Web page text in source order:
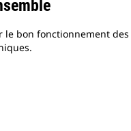
le bon fonctionnement